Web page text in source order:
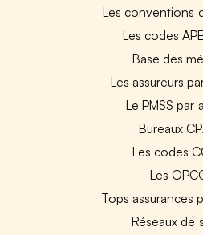
Les conventions
Les codes
Base des
Les assureurs
Le PMSS par
Bureaux
Les codes
Les
Tops assurances
Réseaux de